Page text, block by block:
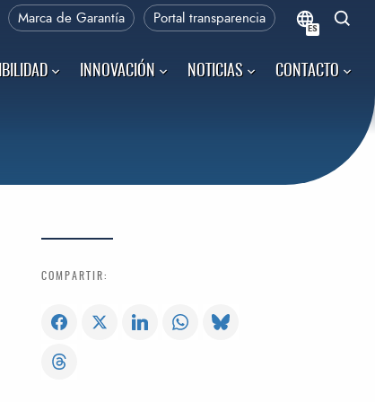
Marca de Garantía Portal transparencia
ES
INNOVACIÓN NOTICIAS CONTACTO
COMPARTIR: